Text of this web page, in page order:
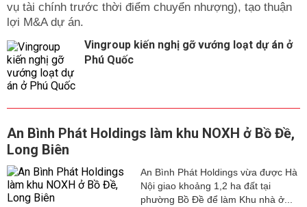
vụ tài chính trước thời điểm chuyển nhượng), tạo thuận
lợi M&A dự án.
Vingroup kiến nghị gỡ vướng loạt dự án ở
Phú Quốc
An Bình Phát Holdings làm khu NOXH ở Bồ Đề,
Long Biên
An Bình Phát Holdings vừa được Hà
Nội giao khoảng 1,2 ha đất tại
phường Bồ Đề để làm Khu nhà ở...